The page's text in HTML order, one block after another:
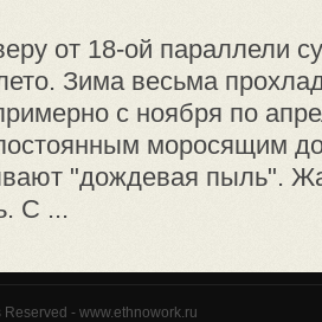
от 18-ой параллели
Зима весьма
с ноября по
моросящим
"дождевая пыль".
С ...
- www.ethnowork.ru